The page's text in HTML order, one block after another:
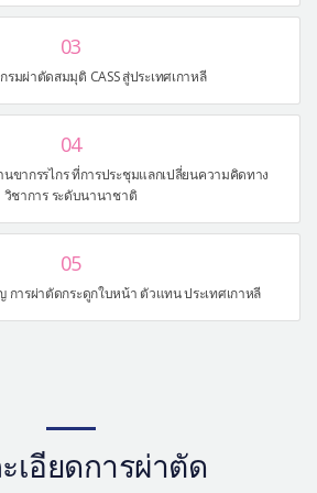
03
รมผ่าตัดสมมุติ CASS สู่ประเทศเกาหลี
04
ขากรรไกร ที่การประชุมแลกเปลี่ยนความคิดทาง
วิชาการ ระดับนานาชาติ
05
การผ่าตัดกระดูกใบหน้า ตัวแทน ประเทศเกาหลี
เอียดการผ่าตัด